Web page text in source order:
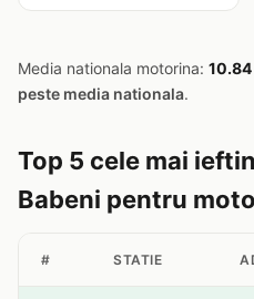
Media nationala motorina: 10.84
peste media nationala.
Top 5 cele mai
Babeni pentru
# STATIE